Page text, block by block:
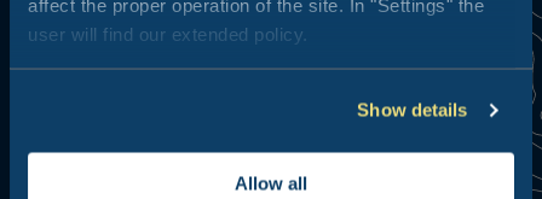
affect the proper operation of the site. In "Settings" the
user will find our extended policy.
Show details
Allow all
Nous le savons bien, la bonne
territoire vous offre en matière de